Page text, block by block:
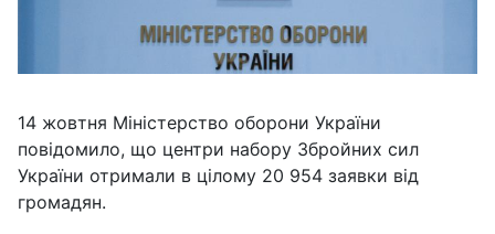
14 жовтня Міністерство оборони України
повідомило, що центри набору Збройних сил
України отримали в цілому 20 954 заявки від
громадян.